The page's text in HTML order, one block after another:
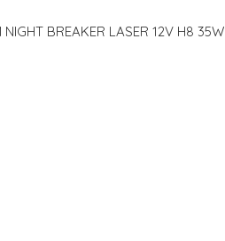
BREAKER LASER 12V H8 35W